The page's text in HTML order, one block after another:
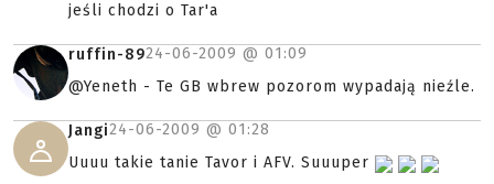
jeśli chodzi o Tar'a
ruffin-8924-06-2009 @ 01:09
@Yeneth - Te GB wbrew pozorom wypadają nieźle.
Jangi24-06-2009 @ 01:28
Uuuu takie tanie Tavor i AFV. Suuuper